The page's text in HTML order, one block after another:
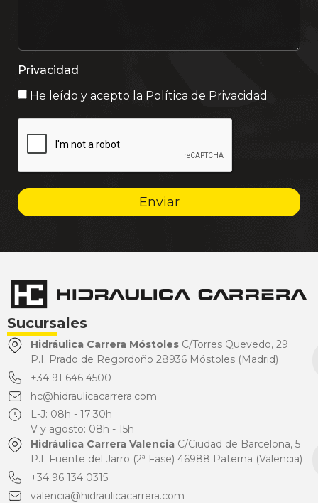
Privacidad
He leído y acepto la Política de Privacidad
Enviar
Sucursales
Hidráulica Carrera MóstolesC/Torres Quevedo, 29
P.I. Prado de Regordoño 28936 Móstoles (Madrid)
+34 91 646 4500
hc@hidraulicacarrera.com
L-J: 08h - 17:30h
V y agosto: 08h - 15h
Hidráulica Carrera ValenciaC/Ciudad de Barcelona, 5
P.I. Fuente del Jarro (2ª Fase) 46988 Paterna (Valencia)
+34 96 134 0315
valencia@hidraulicacarrera.com